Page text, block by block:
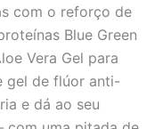
com o reforço de
Blue Green
Vera Gel para
gel de flúor anti-
e dá ao seu